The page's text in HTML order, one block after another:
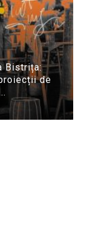
Bistrița:
de